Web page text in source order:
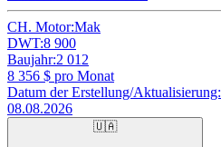
CH. Motor:Mak
DWT:8 900
Baujahr:2 012
8 356 $ pro Monat
Datum der Erstellung/Aktualisierung:
08.08.2026
🇺🇦